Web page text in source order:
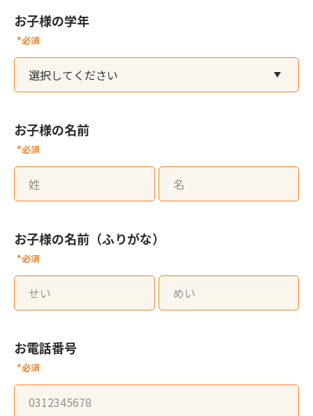
お子様の学年
*必須
お子様の名前
*必須
お子様の名前（ふりがな）
*必須
お電話番号
*必須